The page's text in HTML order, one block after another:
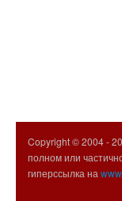
Copyright © 2004 -
полном или
гиперссылка на